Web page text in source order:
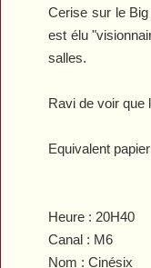
Cerise sur le
est élu
salles.
Ravi de voir que
Equivalent
Heure : 20H40
Canal : M6
Nom : Cinésix